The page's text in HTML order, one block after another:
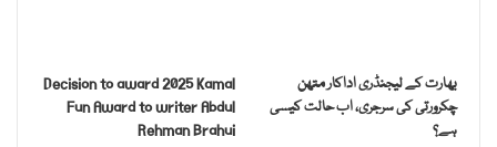
بھارت کے لیجنڈری اداکار متھن
چکرورتی کی سرجری، اب حالت کیسی
ہے؟
Decision to award 2025 Kamal
Fun Award to writer Abdul
Rehman Brahui